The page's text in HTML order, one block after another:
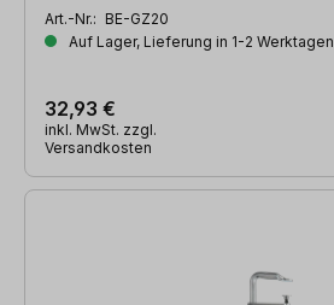
Art.-Nr.: BE-GZ20
Auf Lager, Lieferung in 1-2 Werktagen
32,93 €
inkl. MwSt. zzgl.
Versandkosten